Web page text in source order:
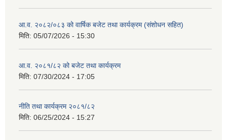
आ.व. २०८२/०८३ को वार्षिक बजेट तथा कार्यक्रम (संशोधन सहित)
मिति: 05/07/2026 - 15:30
आ.व. २०८१/८२ को बजेट तथा कार्यक्रम
मिति: 07/30/2024 - 17:05
नीति तथा कार्यक्रम २०८१/८२
मिति: 06/25/2024 - 15:27